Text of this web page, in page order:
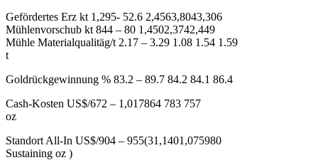
Gefördertes Erz kt 1,295- 52.6 2,4563,8043,306
Mühlenvorschub kt 844 – 80 1,4502,3742,449
Mühle Materialqualitäg/t 2.17 – 3.29 1.08 1.54 1.59
t
Goldrückgewinnung % 83.2 – 89.7 84.2 84.1 86.4
Cash-Kosten US$/672 – 1,017864 783 757
oz
Standort All-In US$/904 – 955(31,1401,075980
Sustaining oz )